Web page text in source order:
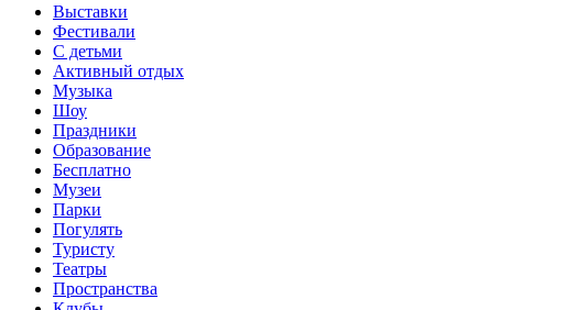
Выставки
Фестивали
С детьми
Активный отдых
Музыка
Шоу
Праздники
Образование
Бесплатно
Музеи
Парки
Погулять
Туристу
Театры
Пространства